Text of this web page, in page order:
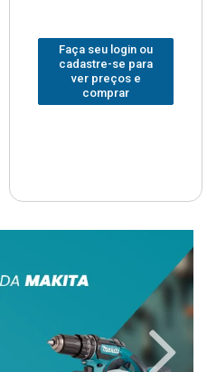
Faça seu login ou
cadastre-se para
ver preços e
comprar